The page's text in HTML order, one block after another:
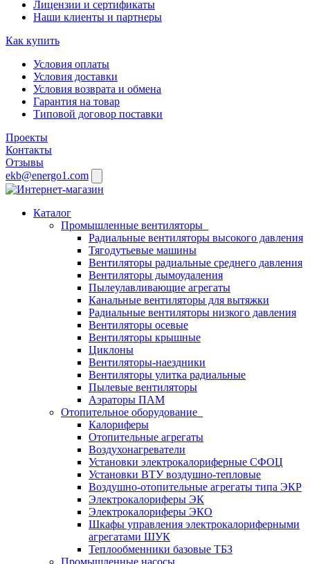
Лицензии и сертификаты
Наши клиенты и партнеры
Как купить
Условия оплаты
Условия доставки
Условия возврата и обмена
Гарантия на товар
Типовой договор поставки
Проекты
Контакты
Отзывы
ekb@energo1.com
Каталог
Промышленные вентиляторы
Радиальные вентиляторы высокого давления
Тягодутьевые машины
Вентиляторы радиальные среднего давления
Вентиляторы дымоудаления
Пылеулавливающие агрегаты
Канальные вентиляторы для вытяжки
Радиальные вентиляторы низкого давления
Вентиляторы осевые
Вентиляторы крышные
Циклоны
Вентиляторы-наездники
Вентиляторы улитка радиальные
Пылевые вентиляторы
Аэраторы ПАМ
Отопительное оборудование
Калориферы
Отопительные агрегаты
Воздухонагреватели
Установки электрокалориферные СФОЦ
Установки ВТУ воздушно-тепловые
Воздушно-отопительные агрегаты типа ЭКР
Электрокалориферы ЭК
Электрокалориферы ЭКО
Шкафы управления электрокалориферными
агрегатами ШУК
Теплообменники базовые ТБЗ
Промышленные насосы